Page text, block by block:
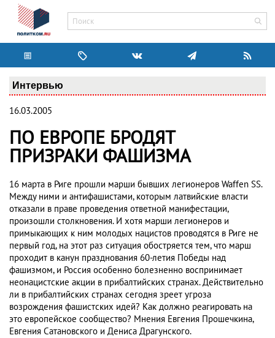
Интервью
16.03.2005
ПО ЕВРОПЕ БРОДЯТ
ПРИЗРАКИ ФАШИЗМА
16 марта в Риге прошли марши бывших легионеров Waffen SS.
Между ними и антифашистами, которым латвийские власти
отказали в праве проведения ответной манифестации,
произошли столкновения. И хотя марши легионеров и
примыкающих к ним молодых нацистов проводятся в Риге не
первый год, на этот раз ситуация обостряется тем, что марш
проходит в канун празднования 60-летия Победы над
фашизмом, и Россия особенно болезненно воспринимает
неонацистские акции в прибалтийских странах. Действительно
ли в прибалтийских странах сегодня зреет угроза
возрождения фашистских идей? Как должно реагировать на
это европейское сообщество? Мнения Евгения Прошечкина,
Евгения Сатановского и Дениса Драгунского.